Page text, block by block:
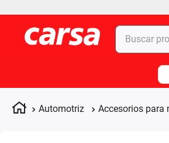
Buscar
Automotriz Accesorios para
Términos más buscados